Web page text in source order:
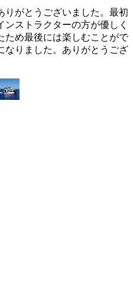
りがとうございました。最初
ストラクターの方が優しく
ため最後には楽しむことがで
なりました。ありがとうござ